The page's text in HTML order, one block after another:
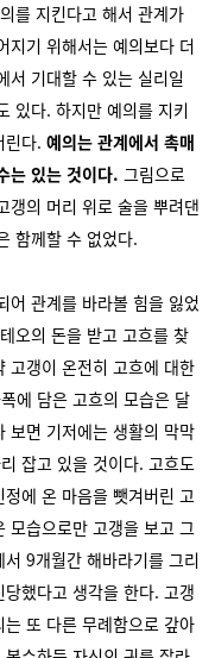
를 지킨다고 해서 관계가
지기 위해서는 예의보다 더
서 기대할 수 있는 실리일
있다. 하지만 예의를 지키
린다. 예의는 관계에서 촉매
는 있는 것이다. 그림으로
갱의 머리 위로 술을 뿌려댄
함께할 수 없었다.
어 관계를 바라볼 힘을 잃었
오의 돈을 받고 고흐를 찾
고갱이 온전히 고흐에 대한
에 담은 고흐의 모습은 달
보면 기저에는 생활의 막막
잡고 있을 것이다. 고흐도
에 온 마음을 뺏겨버린 고
모습으로만 고갱을 보고 그
9개월간 해바라기를 그리
했다고 생각을 한다. 고갱
또 다른 무례함으로 갚아